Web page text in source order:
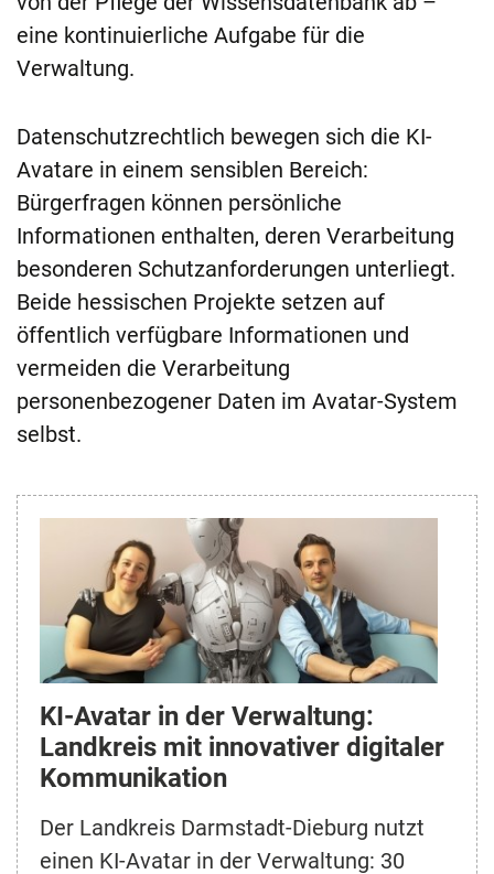
eine kontinuierliche Aufgabe für die
Verwaltung.
Datenschutzrechtlich bewegen sich die KI-
Avatare in einem sensiblen Bereich:
Bürgerfragen können persönliche
Informationen enthalten, deren Verarbeitung
besonderen Schutzanforderungen unterliegt.
Beide hessischen Projekte setzen auf
öffentlich verfügbare Informationen und
vermeiden die Verarbeitung
personenbezogener Daten im Avatar-System
selbst.
KI-Avatar in der Verwaltung:
Landkreis mit innovativer digitaler
Kommunikation
Der Landkreis Darmstadt-Dieburg nutzt
einen KI-Avatar in der Verwaltung: 30